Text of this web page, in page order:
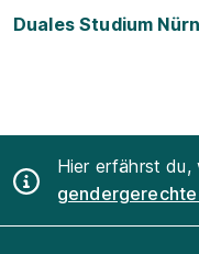
Duales Studium
Hier erfährst du,
gendergerechte